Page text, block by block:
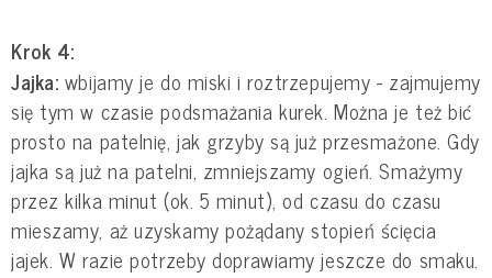
Krok 4:
Jajka: wbijamy je do miski i roztrzepujemy - zajmujemy
się tym w czasie podsmażania kurek. Można je też bić
prosto na patelnię, jak grzyby są już przesmażone. Gdy
jajka są już na patelni, zmniejszamy ogień. Smażymy
przez kilka minut (ok. 5 minut), od czasu do czasu
mieszamy, aż uzyskamy pożądany stopień ścięcia
jajek. W razie potrzeby doprawiamy jeszcze do smaku.